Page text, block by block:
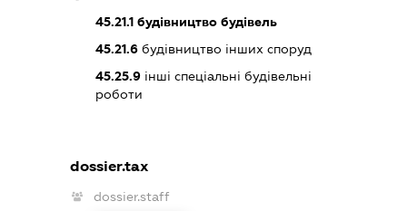
45.21.1будівництво будівель
45.21.6будівництво інших споруд
45.25.9інші спеціальні будівельні
роботи
dossier.tax
dossier.staff